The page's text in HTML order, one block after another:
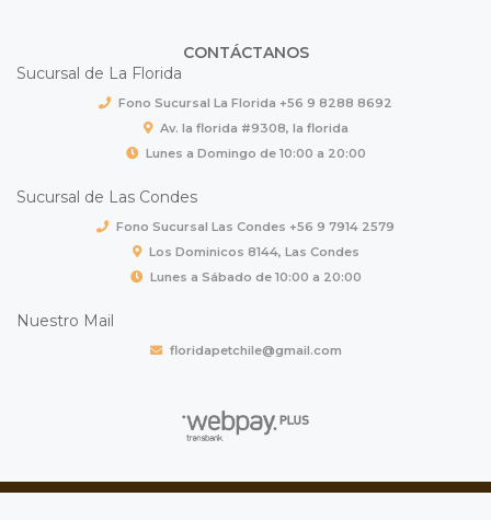
CONTÁCTANOS
Sucursal de La Florida
Fono Sucursal La Florida +56 9 8288 8692
Av. la florida #9308, la florida
Lunes a Domingo de 10:00 a 20:00
Sucursal de Las Condes
Fono Sucursal Las Condes +56 9 7914 2579
Los Dominicos 8144, Las Condes
Lunes a Sábado de 10:00 a 20:00
Nuestro Mail
floridapetchile@gmail.com
FLORIDAPET © 2026